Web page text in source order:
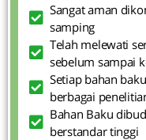
Sangat aman
samping
Telah melewati
sebelum sampai
Setiap bahan
berbagai
Bahan Baku
berstandar tinggi